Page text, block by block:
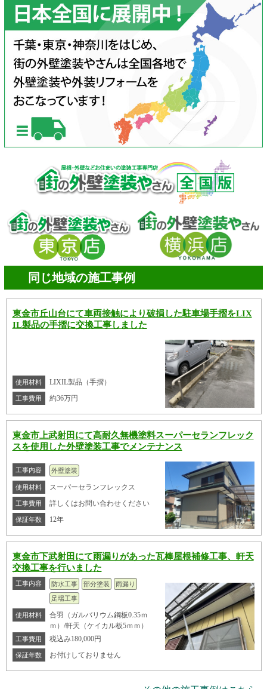
同じ地域の施工事例
東金市丘山台にて車両接触により破損した駐車場手摺をLIX
IL製品の手摺に交換工事しました
使用材料 LIXIL製品（手摺）
工事費用 約36万円
東金市上武射田にて高耐久無機塗料スーパーセランフレック
スを使用した外壁塗装工事でメンテナンス
工事内容 外壁塗装
使用材料 スーパーセランフレックス
工事費用 詳しくはお問い合わせください
保証年数 12年
東金市下武射田にて雨漏りがあった瓦棒屋根補修工事、軒天
交換工事を行いました
工事内容 防水工事 部分塗装
雨漏り
足場工事
使用材料
合羽（ガルバリウム鋼板0.35ｍ
ｍ）/軒天（ケイカル板5ｍｍ）
工事費用 税込み180,000円
保証年数 お付けしておりません